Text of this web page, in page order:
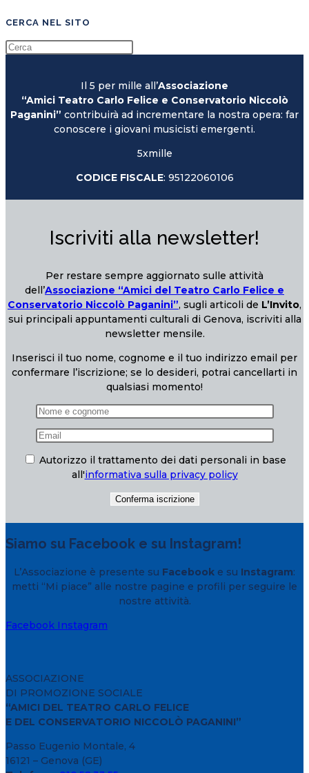
CERCA NEL SITO
Il 5 per mille all’Associazione
“Amici Teatro Carlo Felice e Conservatorio Niccolò
Paganini” contribuirà ad incrementare la nostra opera: far
conoscere i giovani musicisti emergenti.
5xmille
CODICE FISCALE: 95122060106
Iscriviti alla newsletter!
Per restare sempre aggiornato sulle attività
dell’Associazione “Amici del Teatro Carlo Felice e
Conservatorio Niccolò Paganini”, sugli articoli de L’Invito,
sui principali appuntamenti culturali di Genova, iscriviti alla
newsletter mensile.
Inserisci il tuo nome, cognome e il tuo indirizzo email per
confermare l’iscrizione; se lo desideri, potrai cancellarti in
qualsiasi momento!
Autorizzo il trattamento dei dati personali in base
all'informativa sulla privacy policy
Siamo su Facebook e su Instagram!
L’Associazione è presente su Facebook e su Instagram:
metti “Mi piace” alle nostre pagine e profili per seguire le
nostre attività.
Facebook Instagram
ASSOCIAZIONE
DI PROMOZIONE SOCIALE
“AMICI DEL TEATRO CARLO FELICE
E DEL CONSERVATORIO NICCOLÒ PAGANINI”
Passo Eugenio Montale, 4
16121 – Genova (GE)